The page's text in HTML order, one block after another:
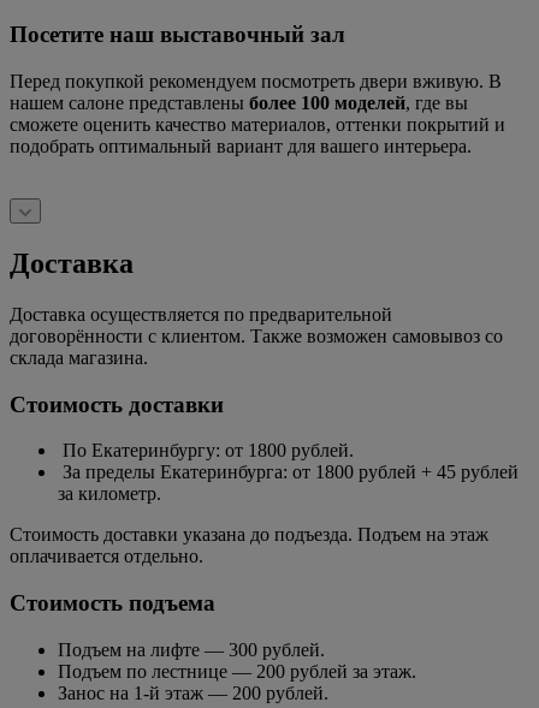
Посетите наш выставочный зал
Перед покупкой рекомендуем посмотреть двери вживую. В
нашем салоне представлены более 100 моделей, где вы
сможете оценить качество материалов, оттенки покрытий и
подобрать оптимальный вариант для вашего интерьера.
Доставка
Доставка осуществляется по предварительной
договорённости с клиентом. Также возможен самовывоз со
склада магазина.
Стоимость доставки
По Екатеринбургу: от 1800 рублей.
За пределы Екатеринбурга: от 1800 рублей + 45 рублей
за километр.
Стоимость доставки указана до подъезда. Подъем на этаж
оплачивается отдельно.
Стоимость подъема
Подъем на лифте — 300 рублей.
Подъем по лестнице — 200 рублей за этаж.
Занос на 1-й этаж — 200 рублей.